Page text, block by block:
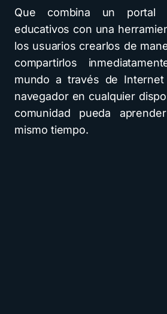
Que combina un portal
educativos con una
los usuarios crearlos de
compartirlos
mundo a través de
navegador en cualquier
comunidad pueda
mismo tiempo.